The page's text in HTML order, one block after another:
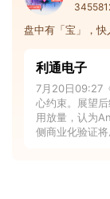
盘中有「宝」，快
利通电子
7月20日09:27
心约束。展望
用放量，认为
侧商业化验证将